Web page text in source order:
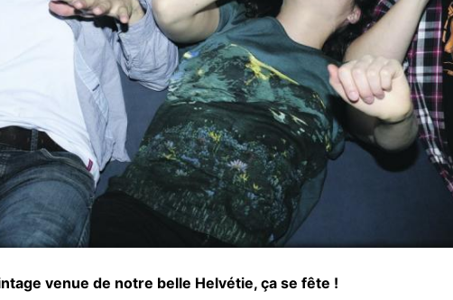
venue de notre belle Helvétie, ça se fête !